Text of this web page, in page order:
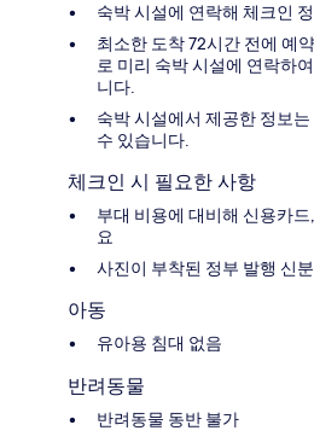
숙박 시설에 연락해 체크인
최소한 도착 72시간 전에 예
로 미리 숙박 시설에 연락하
니다.
숙박 시설에서 제공한 정보
수 있습니다.
체크인 시 필요한 사항
부대 비용에 대비해 신용카
요
사진이 부착된 정부 발행 신
아동
유아용 침대 없음
반려동물
반려동물 동반 불가